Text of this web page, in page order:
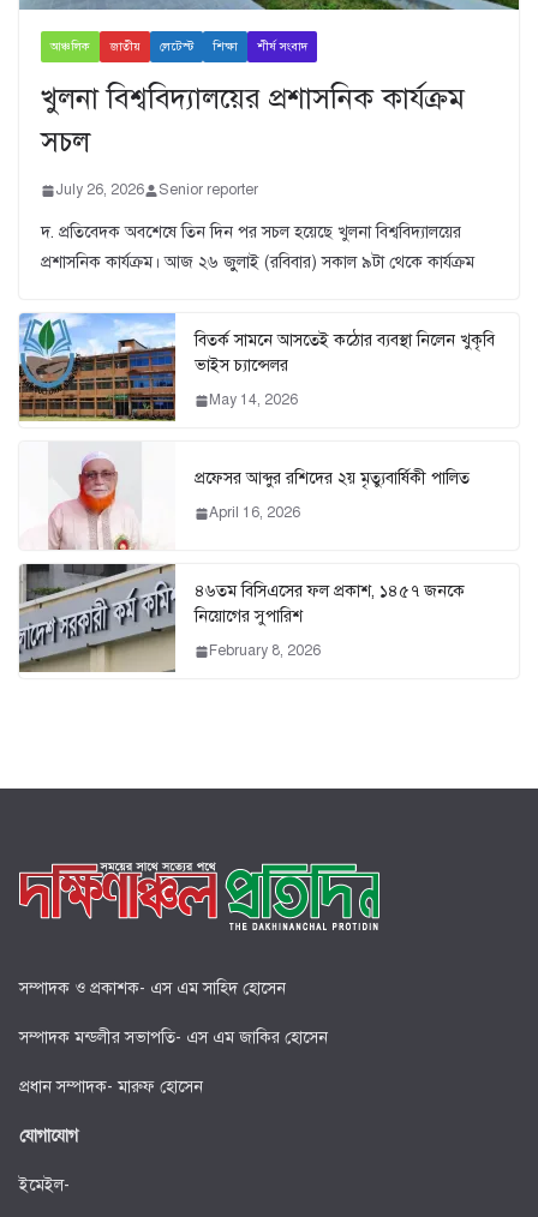
আঞ্চলিক জাতীয় লেটেস্ট শিক্ষা শীর্ষ সংবাদ
খুলনা বিশ্ববিদ্যালয়ের প্রশাসনিক কার্যক্রম
সচল
July 26, 2026 Senior reporter
দ. প্রতিবেদক অবশেষে তিন দিন পর সচল হয়েছে খুলনা বিশ্ববিদ্যালয়ের
প্রশাসনিক কার্যক্রম। আজ ২৬ জুুলাই (রবিবার) সকাল ৯টা থেকে কার্যক্রম
বিতর্ক সামনে আসতেই কঠোর ব্যবস্থা নিলেন খুকৃবি
ভাইস চ্যান্সেলর
May 14, 2026
প্রফেসর আব্দুর রশিদের ২য় মৃত্যুবার্ষিকী পালিত
April 16, 2026
৪৬তম বিসিএসের ফল প্রকাশ, ১৪৫৭ জনকে
নিয়োগের সুপারিশ
February 8, 2026
সম্পাদক ও প্রকাশক- এস এম সাহিদ হোসেন
সম্পাদক মন্ডলীর সভাপতি- এস এম জাকির হোসেন
প্রধান সম্পাদক- মারুফ হোসেন
যোগাযোগ
ইমেইল-